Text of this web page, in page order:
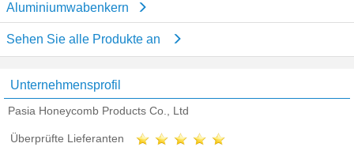
Aluminiumwabenkern
Sehen Sie alle Produkte an
Unternehmensprofil
Pasia Honeycomb Products Co., Ltd
Überprüfte Lieferanten